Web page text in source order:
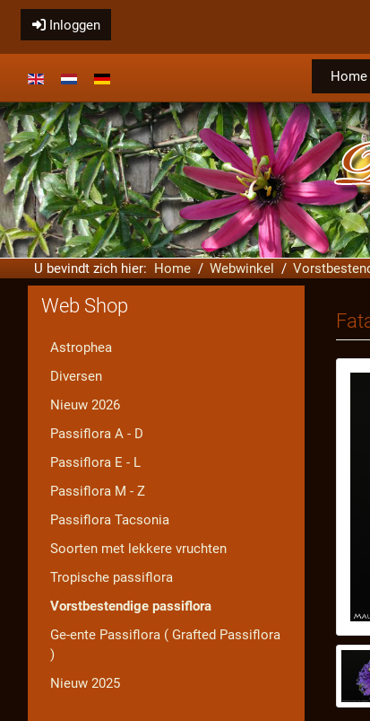
Inloggen
Selecteer de taal Home
U bevindt zich hier: Home Webwinkel
Web Shop
Astrophea
Diversen
Nieuw 2026
Passiflora A - D
Passiflora E - L
Passiflora M - Z
Passiflora Tacsonia
Soorten met lekkere vruchten
Tropische passiflora
Vorstbestendige passiflora
Ge-ente Passiflora ( Grafted Passiflora
)
Nieuw 2025